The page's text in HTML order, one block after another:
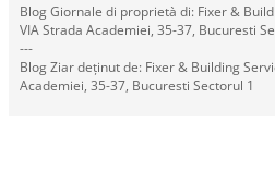
Blog Giornale di proprietà di: Fixer &
VIA Strada Academiei, 35-37, Bucuresti
---
Blog Ziar deținut de: Fixer & Building
Academiei, 35-37, Bucuresti Sectorul 1